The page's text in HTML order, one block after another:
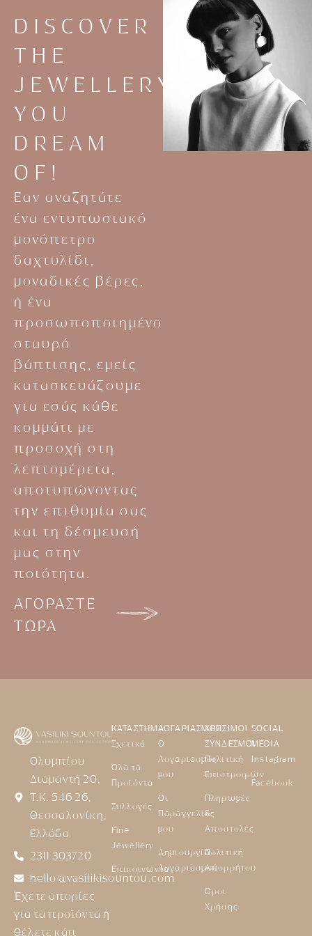
DISCOVER
THE
JEWELLERY
YOU
DREAM
OF!
Εαν αναζητάτε
ένα εντυπωσιακό
μονόπετρο
δαχτυλίδι,
μοναδικές βέρες,
ή ένα
προσωποποιημένο
σταυρό
βάπτισης, εμείς
κατασκευάζουμε
για εσάς κάθε
κομμάτι με
προσοχή στη
λεπτομέρεια,
αποτυπώνοντας
την επιθυμία σας
και τη δέσμευσή
μας στην
ποιότητα.
ΑΓΟΡΑΣΤΕ
ΤΩΡΑ
Ολυμπίου
Διαμαντή 20,
Τ.Κ. 546 26,
Θεσσαλονίκη,
Ελλάδα
2311 303720
hello@vasilikisountou.com
Έχετε απορίες
για τα προϊόντα ή
θέλετε κάτι
ΚΑΤΑΣΤΗΜΑ
Σχετικά
Όλα τα
Προϊόντα
Συλλογές
Fine
Jewellery
Επικοινωνία
ΛΟΓΑΡΙΑΣΜΟΣ
Ο
Λογαριασμός
μου
Οι
Παραγγελίες
μου
Δημιουργία
Λογαριασμού
ΧΡΗΣΙΜΟΙ
ΣΥΝΔΕΣΜΟΙ
Πολιτική
Επιστροφών
Πληρωμές
&
Αποστολές
Πολιτική
Απορρήτου
Όροι
Χρήσης
SOCIAL
MEDIA
Instagram
Facebook